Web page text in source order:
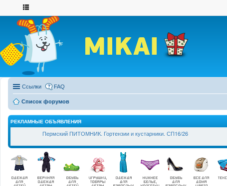
Ссылки FAQ
Список форумов
РЕКЛАМНЫЕ ОБЪЯВЛЕНИЯ
Пермский ПИТОМНИК. Гортензии и кустарники. СП16/26